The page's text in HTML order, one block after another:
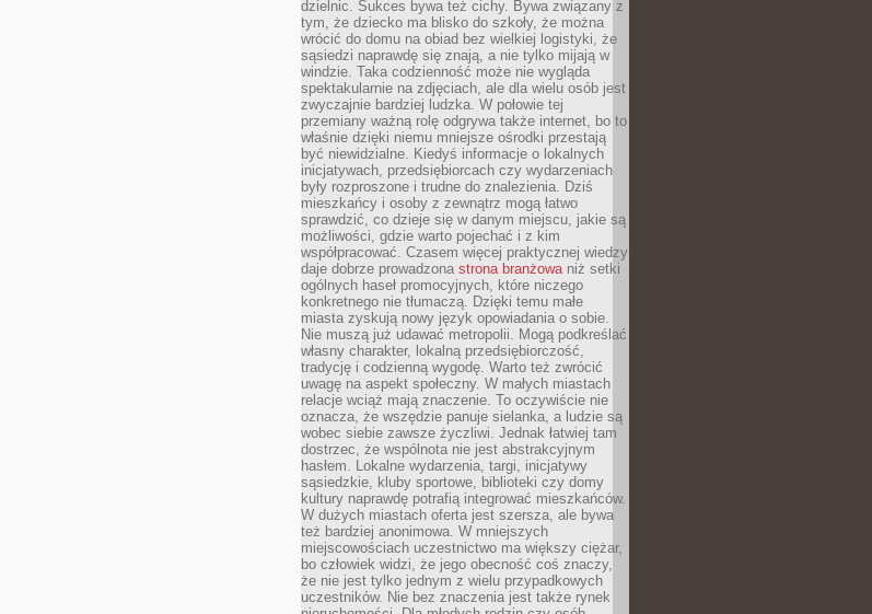
dzielnic. Sukces bywa też cichy. Bywa związany z
tym, że dziecko ma blisko do szkoły, że można
wrócić do domu na obiad bez wielkiej logistyki, że
sąsiedzi naprawdę się znają, a nie tylko mijają w
windzie. Taka codzienność może nie wygląda
spektakularnie na zdjęciach, ale dla wielu osób jest
zwyczajnie bardziej ludzka. W połowie tej
przemiany ważną rolę odgrywa także internet, bo to
właśnie dzięki niemu mniejsze ośrodki przestają
być niewidzialne. Kiedyś informacje o lokalnych
inicjatywach, przedsiębiorcach czy wydarzeniach
były rozproszone i trudne do znalezienia. Dziś
mieszkańcy i osoby z zewnątrz mogą łatwo
sprawdzić, co dzieje się w danym miejscu, jakie są
możliwości, gdzie warto pojechać i z kim
współpracować. Czasem więcej praktycznej wiedzy
daje dobrze prowadzona strona branżowaniż setki
ogólnych haseł promocyjnych, które niczego
konkretnego nie tłumaczą. Dzięki temu małe
miasta zyskują nowy język opowiadania o sobie.
Nie muszą już udawać metropolii. Mogą podkreślać
własny charakter, lokalną przedsiębiorczość,
tradycję i codzienną wygodę. Warto też zwrócić
uwagę na aspekt społeczny. W małych miastach
relacje wciąż mają znaczenie. To oczywiście nie
oznacza, że wszędzie panuje sielanka, a ludzie są
wobec siebie zawsze życzliwi. Jednak łatwiej tam
dostrzec, że wspólnota nie jest abstrakcyjnym
hasłem. Lokalne wydarzenia, targi, inicjatywy
sąsiedzkie, kluby sportowe, biblioteki czy domy
kultury naprawdę potrafią integrować mieszkańców.
W dużych miastach oferta jest szersza, ale bywa
też bardziej anonimowa. W mniejszych
miejscowościach uczestnictwo ma większy ciężar,
bo człowiek widzi, że jego obecność coś znaczy,
że nie jest tylko jednym z wielu przypadkowych
uczestników. Nie bez znaczenia jest także rynek